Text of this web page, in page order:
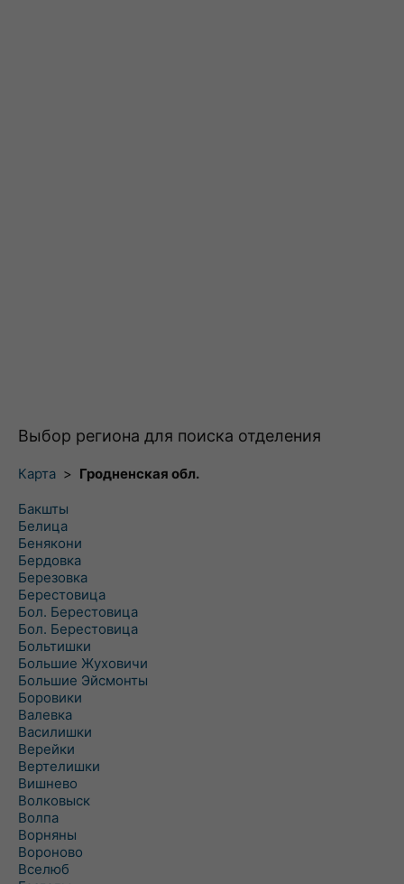
Выбор региона для поиска отделения
Карта > Гродненская обл.
Бакшты
Белица
Бенякони
Бердовка
Березовка
Берестовица
Бол. Берестовица
Бол. Берестовица
Больтишки
Большие Жуховичи
Большие Эйсмонты
Боровики
Валевка
Василишки
Верейки
Вертелишки
Вишнево
Волковыск
Волпа
Ворняны
Вороново
Вселюб